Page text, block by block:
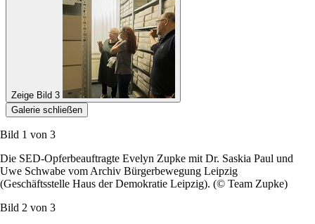
Zeige Bild 3
Galerie schließen
Bild 1 von 3
Die SED-Opferbeauftragte Evelyn Zupke mit Dr. Saskia Paul und
Uwe Schwabe vom Archiv Bürgerbewegung Leipzig
(Geschäftsstelle Haus der Demokratie Leipzig). (© Team Zupke)
Bild 2 von 3